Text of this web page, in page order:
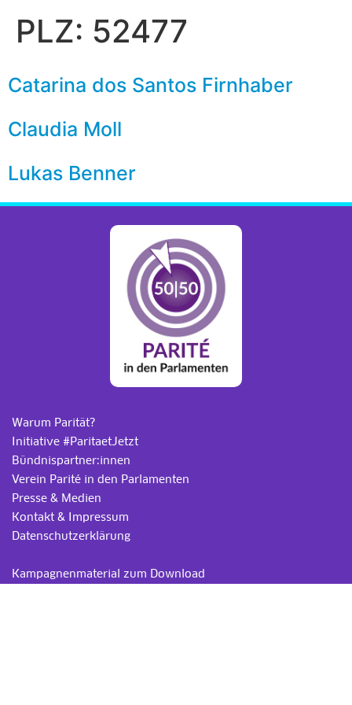
PLZ: 52477
Catarina dos Santos Firnhaber
Claudia Moll
Lukas Benner
Warum Parität?
Initiative #ParitaetJetzt
Bündnispartner:innen
Verein Parité in den Parlamenten
Presse & Medien
Kontakt & Impressum
Datenschutzerklärung
Kampagnenmaterial zum Download